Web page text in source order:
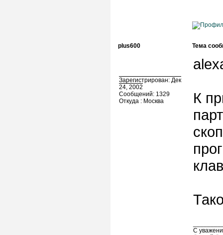
plus600 Тема
Зарегистрирован: Дек
24, 2002
Сообщений: 1329
Откуда : Москва
К
С